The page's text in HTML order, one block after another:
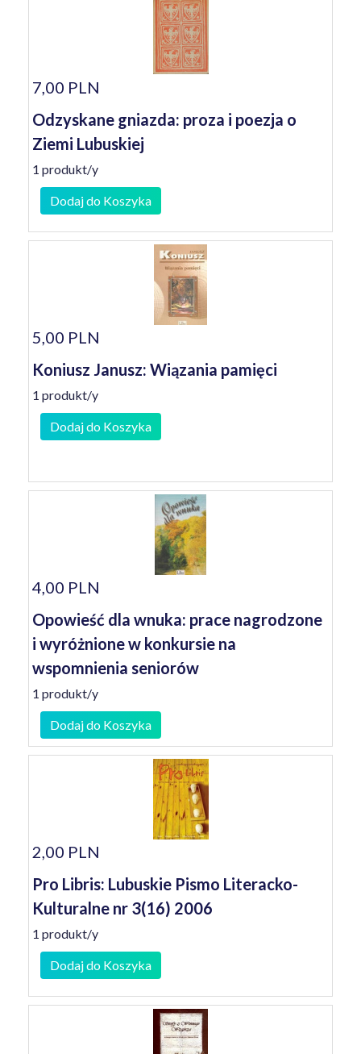
7,00 PLN
Odzyskane gniazda: proza i poezja o
Ziemi Lubuskiej
1 produkt/y
Dodaj do Koszyka
5,00 PLN
Koniusz Janusz: Wiązania pamięci
1 produkt/y
Dodaj do Koszyka
4,00 PLN
Opowieść dla wnuka: prace nagrodzone
i wyróżnione w konkursie na
wspomnienia seniorów
1 produkt/y
Dodaj do Koszyka
2,00 PLN
Pro Libris: Lubuskie Pismo Literacko-
Kulturalne nr 3(16) 2006
1 produkt/y
Dodaj do Koszyka